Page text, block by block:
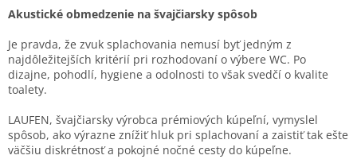
Akustické obmedzenie na švajčiarsky spôsob
Je pravda, že zvuk splachovania nemusí byť jedným z
najdôležitejších kritérií pri rozhodovaní o výbere WC. Po
dizajne, pohodlí, hygiene a odolnosti to však svedčí o kvalite
toalety.
LAUFEN, švajčiarsky výrobca prémiových kúpeľní, vymyslel
spôsob, ako výrazne znížiť hluk pri splachovaní a zaistiť tak ešte
väčšiu diskrétnosť a pokojné nočné cesty do kúpeľne.